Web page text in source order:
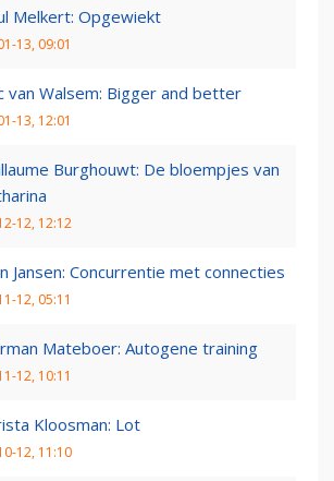
Melkert: Opgewiekt
13, 09:01
van Walsem: Bigger and better
13, 12:01
Burghouwt: De bloempjes van
12, 12:12
Jansen: Concurrentie met connecties
12, 05:11
Mateboer: Autogene training
12, 10:11
Kloosman: Lot
12, 11:10